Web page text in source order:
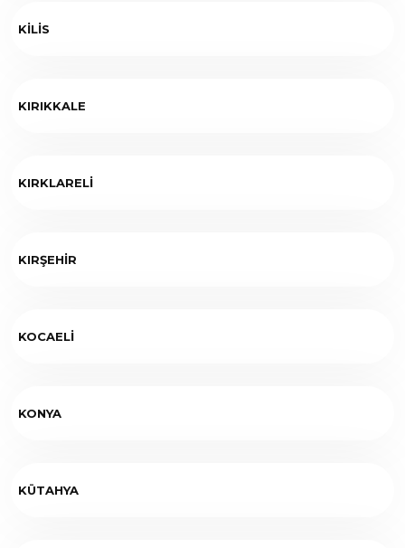
KİLİS
KIRIKKALE
KIRKLARELİ
KIRŞEHİR
KOCAELİ
KONYA
KÜTAHYA